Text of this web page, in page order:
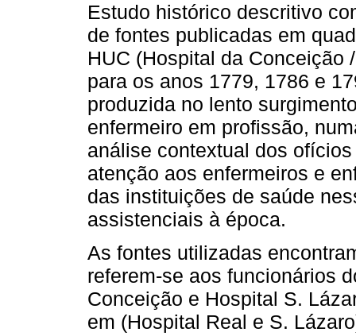
Estudo histórico descritivo
de fontes publicadas em
HUC (Hospital da Conceição
para os anos 1779, 1786 e
produzida no lento
enfermeiro em profissão,
análise contextual dos
atenção aos enfermeiros e
das instituições de saúde
assistenciais à época.
As fontes utilizadas
referem-se aos funcionários
Conceição e Hospital S.
em (Hospital Real e S.